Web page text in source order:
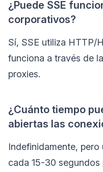
¿Puede SSE
corporativos?
Sí, SSE utiliza HTTP/
funciona a través de
proxies.
¿Cuánto tiempo
abiertas las
Indefinidamente,
cada 15-30 segundos